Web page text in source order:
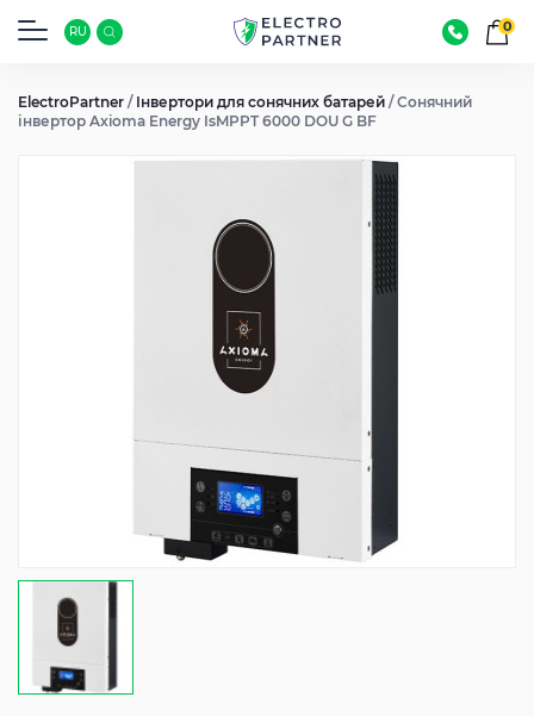
RU 0
ElectroPartner / Інвертори для сонячних батарей /Сонячний
інвертор Axioma Energy IsMPPT 6000 DOU G BF